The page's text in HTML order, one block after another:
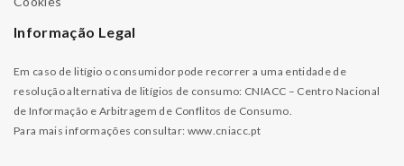
Informação Legal
Em caso de litígio o consumidor pode recorrer a uma entidade de
resolução alternativa de litígios de consumo: CNIACC – Centro Nacional
de Informação e Arbitragem de Conflitos de Consumo.
Para mais informações consultar: www.cniacc.pt